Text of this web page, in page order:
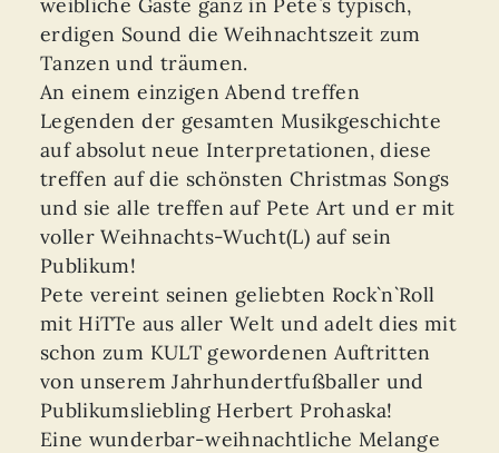
erdigen Sound die Weihnachtszeit zum
Tanzen und träumen.
An einem einzigen Abend treffen
Legenden der gesamten Musikgeschichte
auf absolut neue Interpretationen, diese
treffen auf die schönsten Christmas Songs
und sie alle treffen auf Pete Art und er mit
voller Weihnachts-Wucht(L) auf sein
Publikum!
Pete vereint seinen geliebten Rock`n`Roll
mit HiTTe aus aller Welt und adelt dies mit
schon zum KULT gewordenen Auftritten
von unserem Jahrhundertfußballer und
Publikumsliebling Herbert Prohaska!
Eine wunderbar-weihnachtliche Melange